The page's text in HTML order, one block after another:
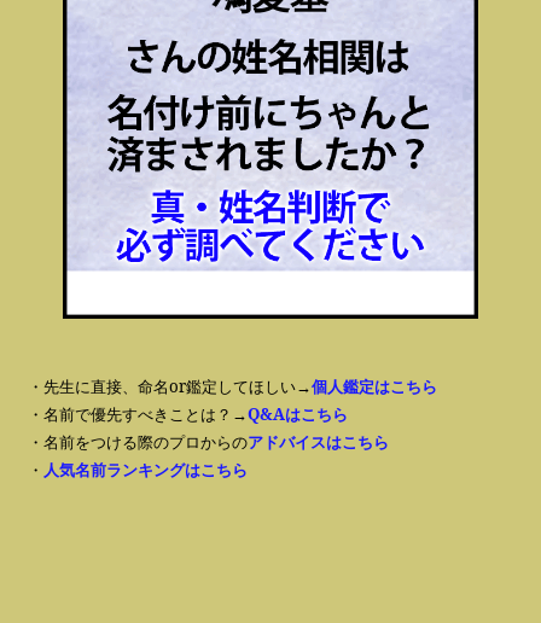
・先生に直接、命名or鑑定してほしい→個人鑑定はこちら
・名前で優先すべきことは？→Q&Aはこちら
・名前をつける際のプロからのアドバイスはこちら
・ 人気名前ランキングはこちら